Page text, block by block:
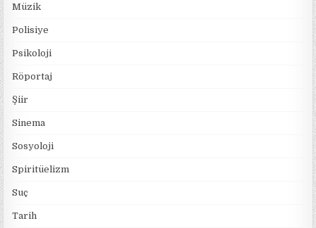
Müzik
Polisiye
Psikoloji
Röportaj
Şiir
Sinema
Sosyoloji
Spiritüelizm
Suç
Tarih